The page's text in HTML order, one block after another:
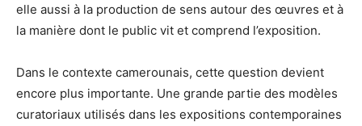
elle aussi à la production de sens autour des œuvres et à
la manière dont le public vit et comprend l’exposition.
Dans le contexte camerounais, cette question devient
encore plus importante. Une grande partie des modèles
curatoriaux utilisés dans les expositions contemporaines